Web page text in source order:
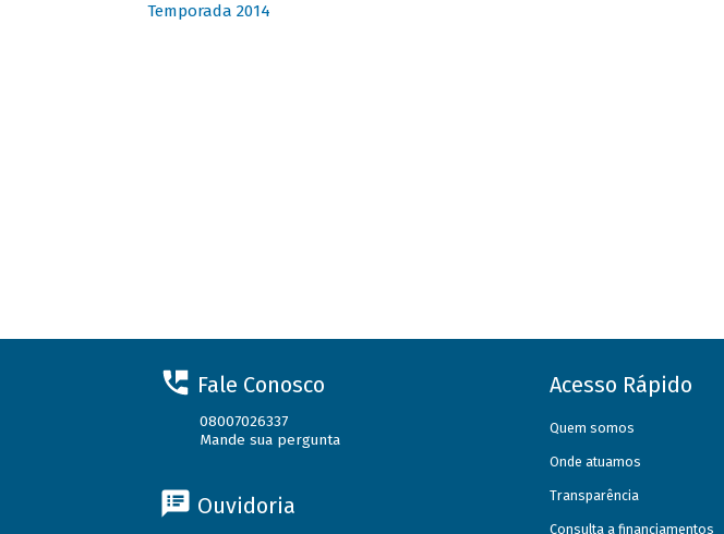
Temporada 2014
Fale Conosco
08007026337
Mande sua pergunta
Ouvidoria
Acesso Rápido
Quem somos
Onde atuamos
Transparência
Consulta a financiamentos